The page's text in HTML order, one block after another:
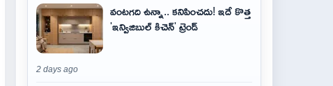
వంటగది ఉన్నా.. కనిపించదు! ఇదే కొత్త
'ఇన్విజిబుల్ కిచెన్' ట్రెండ్
2 days ago